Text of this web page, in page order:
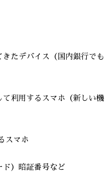
きたデバイス（国内銀行でも
て利用するスマホ（新しい機
スマホ
ド）暗証番号など